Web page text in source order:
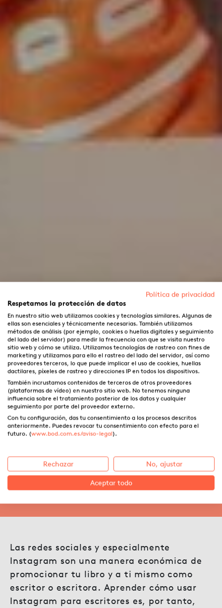
Cómo usar Instagram para
19.05.2022 ·Laura Fernández Argota
Las redes sociales y especialmente
Instagram son una manera económica de
promocionar tu libro y a ti mismo como
escritor o escritora. Aprender cómo usar
Instagram para escritores es, por tanto,
Política de privacidad
Respetamos la protección de datos
En nuestro sitio web utilizamos cookies y tecnologías similares. Algunas de
ellas son esenciales y técnicamente necesarias. También utilizamos
métodos de análisis (por ejemplo, cookies o huellas digitales y seguimiento
del lado del servidor) para medir la frecuencia con que se visita nuestro
sitio web y cómo se utiliza. Utilizamos tecnologías de rastreo con fines de
marketing y utilizamos para ello el rastreo del lado del servidor, así como
proveedores terceros, lo que puede implicar el uso de cookies, huellas
dactilares, píxeles de rastreo y direcciones IP en todos los dispositivos.
También incrustamos contenidos de terceros de otros proveedores
(plataformas de vídeo) en nuestro sitio web. No tenemos ninguna
influencia sobre el tratamiento posterior de los datos y cualquier
seguimiento por parte del proveedor externo.
Con tu configuración, das tu consentimiento a los procesos descritos
anteriormente. Puedes revocar tu consentimiento con efecto para el
futuro. (www.bod.com.es/aviso-legal).
Rechazar No, ajustar
Aceptar todo